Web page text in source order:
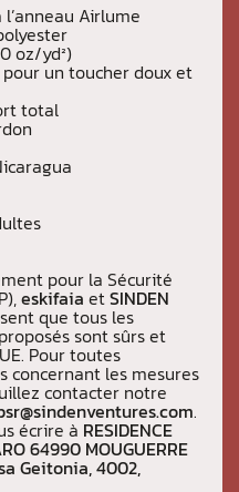
Airlume
oz/yd²)
un toucher doux et
total
pour la Sécurité
eskifaia etSINDEN
que tous les
sont sûrs et
Pour toutes
concernant les mesures
contacter notre
.
écrire à RESIDENCE
64990 MOUGUERRE
Geitonia, 4002,